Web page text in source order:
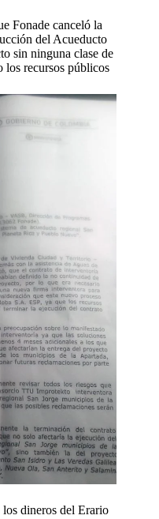
Fonade canceló la
del Acueducto
sin ninguna clase de
los recursos públicos
los dineros del Erario